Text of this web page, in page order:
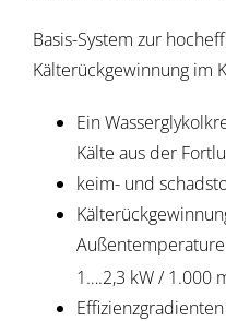
Basis-System zur
Kälterückgewinnung im
Ein
Kälte aus der
keim- und
1….2,3 kW / 1.000